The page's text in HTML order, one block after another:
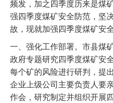
频发，加之四季度历来是煤
强四季度煤矿安全防范，坚
故，现就加强四季度煤矿安
一、强化工作部署。市县煤
政府专题研究四季度煤矿安
每个矿的风险进行研判，提
企业上级公司主要负责人要
作会，研究制定并组织开展